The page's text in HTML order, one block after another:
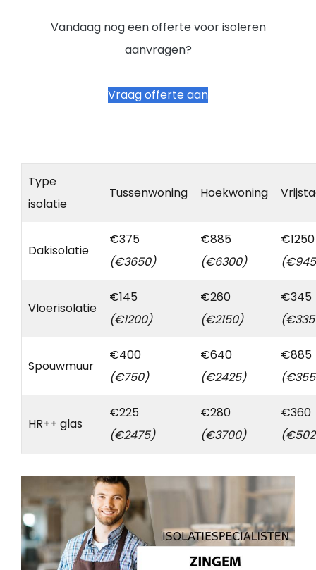
Vandaag nog een offerte voor isoleren
aanvragen?
Vraag offerte aan
Type
isolatie
Tussenwoning Hoekwoning
Dakisolatie
€375
(€3650)
€885
(€6300)
€1250
Vloerisolatie
€145
(€1200)
€260
(€2150)
€345
Spouwmuur
€400
(€750)
€640
(€2425)
€885
HR++ glas
€225
(€2475)
€280
(€3700)
€360